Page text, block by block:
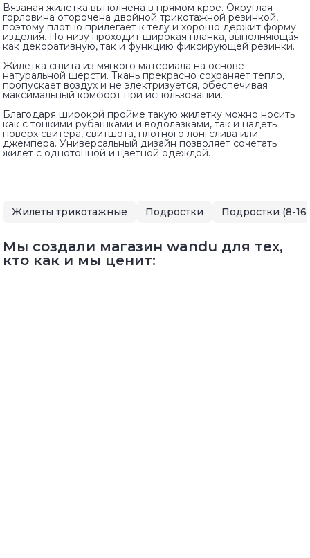
Вязаная жилетка выполнена в прямом крое. Округлая
горловина оторочена двойной трикотажной резинкой,
поэтому плотно прилегает к телу и хорошо держит форму
изделия. По низу проходит широкая планка, выполняющая
как декоративную, так и функцию фиксирующей резинки.
Жилетка сшита из мягкого материала на основе
натуральной шерсти. Ткань прекрасно сохраняет тепло,
пропускает воздух и не электризуется, обеспечивая
максимальный комфорт при использовании.
Благодаря широкой пройме такую жилетку можно носить
как с тонкими рубашками и водолазками, так и надеть
поверх свитера, свитшота, плотного лонгслива или
джемпера. Универсальный дизайн позволяет сочетать
жилет с однотонной и цветной одеждой.
Жилеты трикотажные Подростки Подростки (8-16)
Мы создали магазин wandu для тех,
кто как и мы ценит: